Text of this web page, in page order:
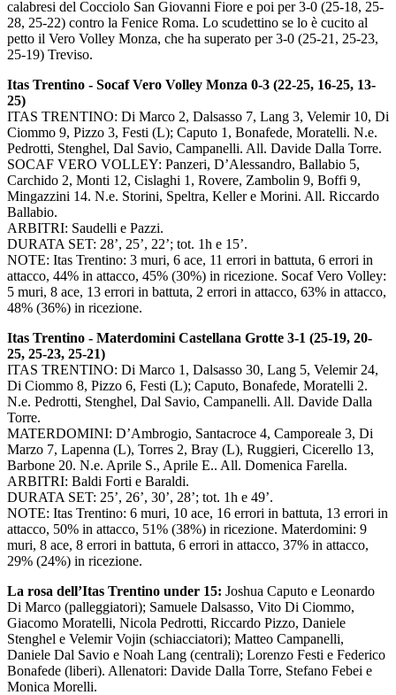
calabresi del Cocciolo San Giovanni Fiore e poi per 3-0 (25-18, 25-
28, 25-22) contro la Fenice Roma. Lo scudettino se lo è cucito al
petto il Vero Volley Monza, che ha superato per 3-0 (25-21, 25-23,
25-19) Treviso.
Itas Trentino - Socaf Vero Volley Monza 0-3 (22-25, 16-25, 13-
25)
ITAS TRENTINO: Di Marco 2, Dalsasso 7, Lang 3, Velemir 10, Di
Ciommo 9, Pizzo 3, Festi (L); Caputo 1, Bonafede, Moratelli. N.e.
Pedrotti, Stenghel, Dal Savio, Campanelli. All. Davide Dalla Torre.
SOCAF VERO VOLLEY: Panzeri, D’Alessandro, Ballabio 5,
Carchido 2, Monti 12, Cislaghi 1, Rovere, Zambolin 9, Boffi 9,
Mingazzini 14. N.e. Storini, Speltra, Keller e Morini. All. Riccardo
Ballabio.
ARBITRI: Saudelli e Pazzi.
DURATA SET: 28’, 25’, 22’; tot. 1h e 15’.
NOTE: Itas Trentino: 3 muri, 6 ace, 11 errori in battuta, 6 errori in
attacco, 44% in attacco, 45% (30%) in ricezione. Socaf Vero Volley:
5 muri, 8 ace, 13 errori in battuta, 2 errori in attacco, 63% in attacco,
48% (36%) in ricezione.
Itas Trentino - Materdomini Castellana Grotte 3-1 (25-19, 20-
25, 25-23, 25-21)
ITAS TRENTINO: Di Marco 1, Dalsasso 30, Lang 5, Velemir 24,
Di Ciommo 8, Pizzo 6, Festi (L); Caputo, Bonafede, Moratelli 2.
N.e. Pedrotti, Stenghel, Dal Savio, Campanelli. All. Davide Dalla
Torre.
MATERDOMINI: D’Ambrogio, Santacroce 4, Camporeale 3, Di
Marzo 7, Lapenna (L), Torres 2, Bray (L), Ruggieri, Cicerello 13,
Barbone 20. N.e. Aprile S., Aprile E.. All. Domenica Farella.
ARBITRI: Baldi Forti e Baraldi.
DURATA SET: 25’, 26’, 30’, 28’; tot. 1h e 49’.
NOTE: Itas Trentino: 6 muri, 10 ace, 16 errori in battuta, 13 errori in
attacco, 50% in attacco, 51% (38%) in ricezione. Materdomini: 9
muri, 8 ace, 8 errori in battuta, 6 errori in attacco, 37% in attacco,
29% (24%) in ricezione.
La rosa dell’Itas Trentino under 15: Joshua Caputo e Leonardo
Di Marco (palleggiatori); Samuele Dalsasso, Vito Di Ciommo,
Giacomo Moratelli, Nicola Pedrotti, Riccardo Pizzo, Daniele
Stenghel e Velemir Vojin (schiacciatori); Matteo Campanelli,
Daniele Dal Savio e Noah Lang (centrali); Lorenzo Festi e Federico
Bonafede (liberi). Allenatori: Davide Dalla Torre, Stefano Febei e
Monica Morelli.